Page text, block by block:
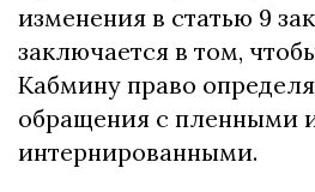
изменения в статью 9
заключается в том,
Кабмину право
обращения с пленными
интернированными.